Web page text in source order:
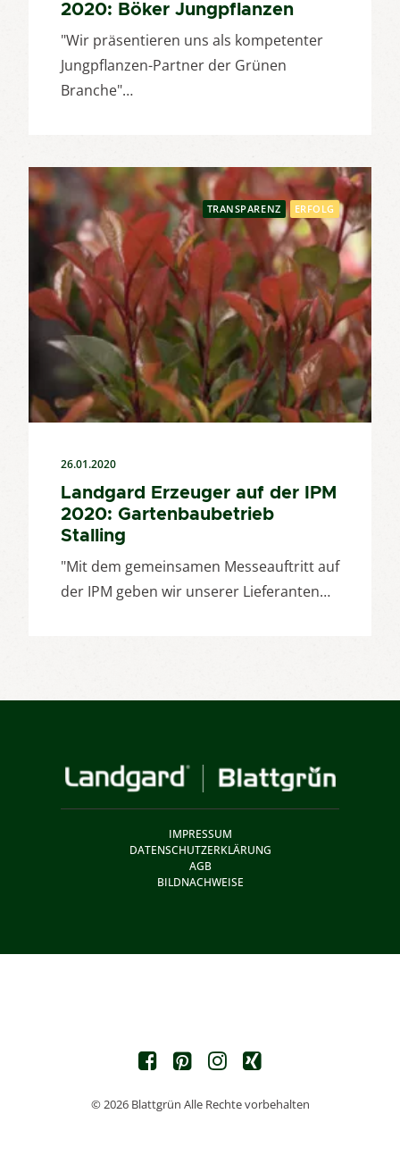
2020: Böker Jungpflanzen
"Wir präsentieren uns als kompetenter
Jungpflanzen-Partner der Grünen
Branche"…
TRANSPARENZ ERFOLG
26.01.2020
Landgard Erzeuger auf der IPM
2020: Gartenbaubetrieb
Stalling
"Mit dem gemeinsamen Messeauftritt auf
der IPM geben wir unserer Lieferanten…
IMPRESSUM
DATENSCHUTZERKLÄRUNG
AGB
BILDNACHWEISE
© 2026 Blattgrün Alle Rechte vorbehalten